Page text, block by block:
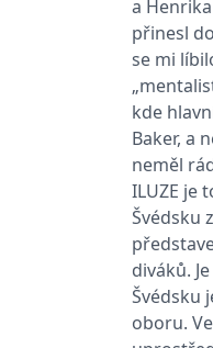
a
přinesl
se mi
kde
Baker, a
neměl
ILUZE je
Švédsku
diváků.
Švédsku
oboru.
Microsoft
Corporation
.clarity.ms
.seznam.cz